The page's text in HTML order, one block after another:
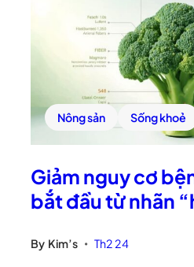
Nông sản Sống khoẻ
Giảm nguy cơ
bắt đầu từ nhãn
By Kim’s • Th2 24